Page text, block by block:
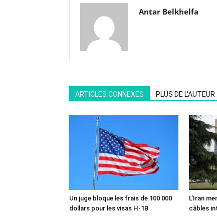
Antar Belkhelfa
ARTICLES CONNEXES PLUS DE L'AUTEUR
Un juge bloque les frais de 100 000
dollars pour les visas H-1B
L’Iran
câbles